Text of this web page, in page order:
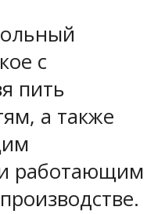
с
пить
а также
работающим